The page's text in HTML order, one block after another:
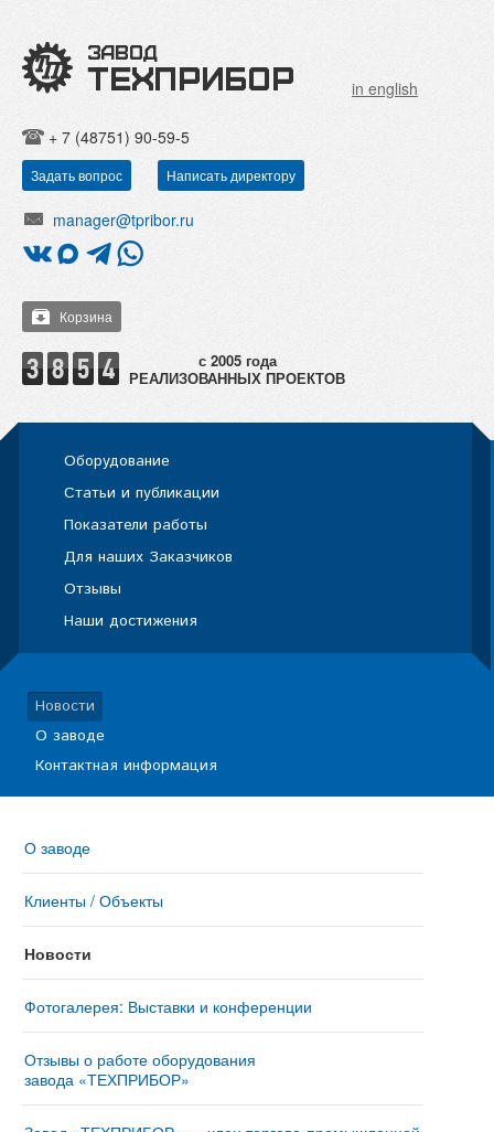
in english
+ 7 (48751) 90-59-5
Задать вопрос Написать директору
manager@tpribor.ru
Корзина
РЕАЛИЗОВАННЫХ ПРОЕКТОВ
Оборудование
Статьи и публикации
Показатели работы
Для наших Заказчиков
Отзывы
Наши достижения
Новости
О заводе
Контактная информация
О заводе
Клиенты / Объекты
Новости
Фотогалерея: Выставки и конференции
Отзывы о работе оборудования
завода «ТЕХПРИБОР»